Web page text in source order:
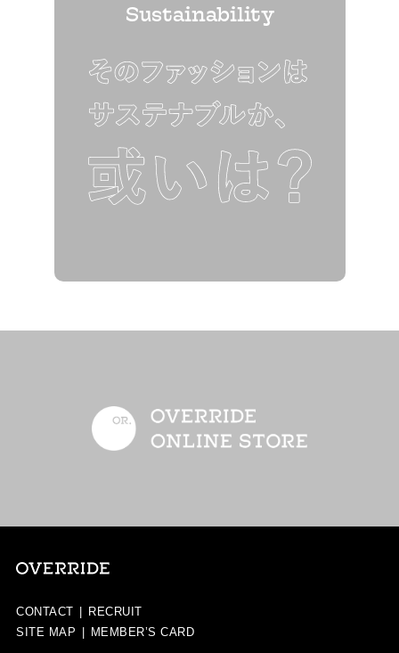
Sustainability
CONTACT
RECRUIT
SITE MAP
MEMBER’S CARD